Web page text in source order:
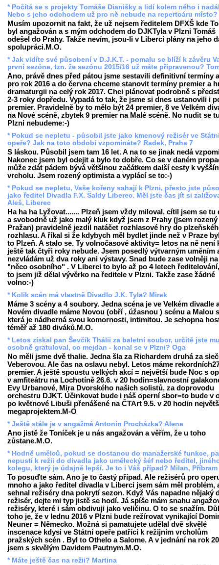
* Počítá se s projekty Tomáše Dianišky a lidí kolem něho i
Nebo s jeho odchodem už pro ně nebude na repertoáru místo?
Musím upozornit na fakt, že už nejsem ředitelem DFXŠ kde
byl angažován a s mým odchodem do DJKTyla v Plzni Tomáš
odešel do Prahy. Takže nevím, jsou-li v Liberci plány na jeho
spolupráci.M.O.
* Jak vidíte své působení v D.J.K.T. - pomalu se blíží k závěru
první sezóna, tzn. že sezónu 2015/16 už máte připravenou?
Ano, právě dnes před pátou jsme sestavili definitivní termíny
pro rok 2016 a do června chceme stanovit termíny premier a
dramaturgii na celý rok 2017. Chci plánovat podrobně s
2-3 roky dopředu. Vypadá to tak, že jsme si dnes ustanovili i
premier. Pravidelně by to mělo být 24 premier, 8 ve Velkém
na Nové scéně, zbytek 9 premier na Malé scéně. No nudit se
Plzni nebudeme:-)
* Pokud se nepletu - působil jste jako kmenový režisér ve
opeře? Jak na toto období vzpomínáte? Radek, Praha 7
S láskou. Působil jsem tam 16 let. A na to se jinak nedá
Nakonec jsem byl odejit a bylo to dobře. Co se v daném
může zdát pádem bývá většinou začátkem další cesty k
vrcholu. Jsem rozený optimista a vyplácí se to:-)
* Pokud se nepletu, Vaše kořeny sahají k Plzni, přesto jste
jako ředitel Divadla F.X. Šaldy Liberec. Měl jste čas jít si
Aleš, Liberec
Ha ha ha Lyžovat....... Plzeň jsem vždy miloval, cítil jsem se tu
a svobodně už jako malý kluk když jsem z Prahy (jsem rozený
Pražan) pravidelně jezdil natáčet rozhlasové hry do
rozhlasu. A říkal si že kdybych měl bydlet jinde než v Praze
to Plzeň. A stalo se. Ty volnočasové aktivity= letos na ně není
ještě tak čtyři roky nebude. Jsem posedlý výtvarným uměním
nezvládám už dva roky ani výstavy. Snad bude zase volněji na
"něco osobního" . V Liberci to bylo až po 4 letech
to jsem již dělal vývěrko na ředitele v Plzni. Takže zase žádné
volno:-)
* Kolik scén má vlastně Divadlo J.K. Tyla? Mirek
Máme 3 scény a 4 soubory. Jedna scéna je ve Velkém divadle
Novém divadle máme Novou (obří , úžasnou ) scénu a Malou
která je nádherná svou komornosti, intimitou. Je schopna
téměř až 180 diváků.M.O.
* Letos získal pan Ševčík Thálii za baletní soubor, určitě jste
osobně gratuloval, co mejdan - konal se v Plzni? Oga
No měli jsme dvě thalie. Jedna šla za Richardem druhá za
Veberovou. Ale čas na oslavu nebyl. Letos máme
premier. A ještě spoustu velkých akcí = největší bude Noc s
v amfiteátru na Lochotíně 26.6. v 20 hodin=slavnostní
Evy Urbanové, Mira Dvorského našich solistů, za doprovodu
orchestru DJKT. Účinkovat bude i náš operní sbor=to bude v
po květnové Libuši přenášené na ČTArt 9.5. v 20 hodin
megaprojektem.M-O
* Ještě stále je v angažmá Antonín Procházka? Alena
Ano jistě že Toníček je u nás angažován a věřím, že u toho
zůstane.M.O.
* Hodně umělců, pokud se dostanou do manažerské funkce,
nepustí k režii do divadla jako umělecký šéf nebo ředitel,
kolegu, který je údajně lepší. Je to i Váš případ? Milan, Příbram
To posuďte sám. Ano je to častý případ. Ale režisérů pro
mnoho a jako ředitel divadla v Liberci jsem sám měl problém,
sehnal režiséry dna pokrytí sezon. Když Vás napadne nějaký
režisér, dejte mi typ jistě se hodí. Já spíše mám snahu
režiséry, které i sám obdivuji jako veličinu. O to se snažím.
toho je, že v lednu 2016 v Plzni bude režírovat vynikající
Neuner = Německo. Možná si pamatujete udělal dvě skvělé
inscenace kdysi ve Státní opeře patřící k režijním vrcholům
pražských scén . Byl to Othelo a Salome. A v jednání na rok
jsem s skvělým Davidem Pautnym.M.O.
* Máte ještě čas na režii? Martina